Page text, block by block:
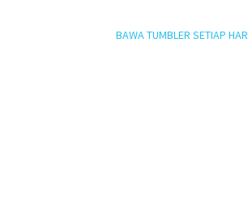
BAWA TUMBLER SETIAP